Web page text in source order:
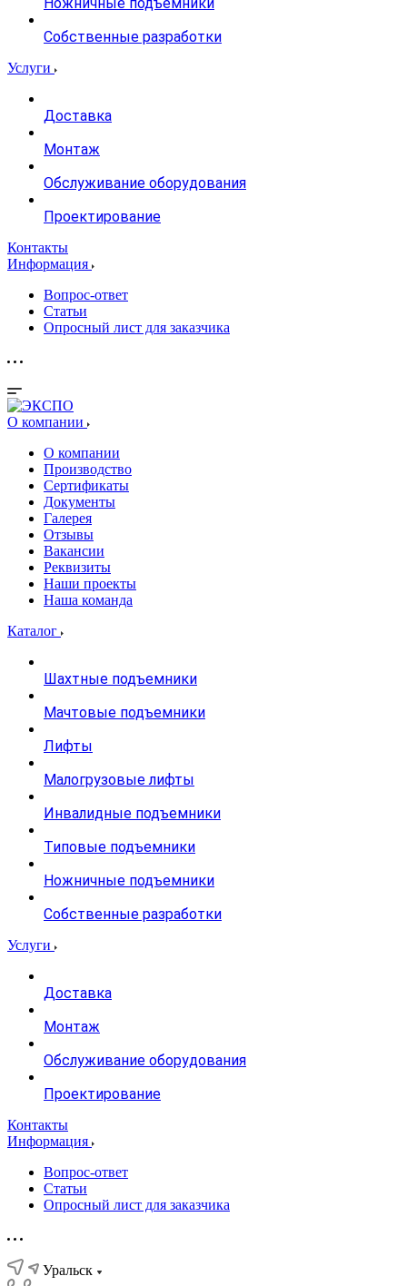
Собственные разработки
Услуги
Доставка
Монтаж
Обслуживание оборудования
Проектирование
Контакты
Информация
Вопрос-ответ
Статьи
Опросный лист для заказчика
О компании
О компании
Производство
Сертификаты
Документы
Галерея
Отзывы
Вакансии
Реквизиты
Наши проекты
Наша команда
Каталог
Шахтные подъемники
Мачтовые подъемники
Лифты
Малогрузовые лифты
Инвалидные подъемники
Типовые подъемники
Ножничные подъемники
Собственные разработки
Услуги
Доставка
Монтаж
Обслуживание оборудования
Проектирование
Контакты
Информация
Вопрос-ответ
Статьи
Опросный лист для заказчика
Уральск